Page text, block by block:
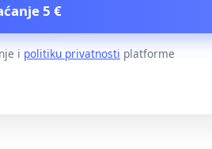
5 €
i politiku privatnosti platforme